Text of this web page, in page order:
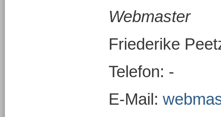
Webmaster
Friederike
Telefon: -
E-Mail: